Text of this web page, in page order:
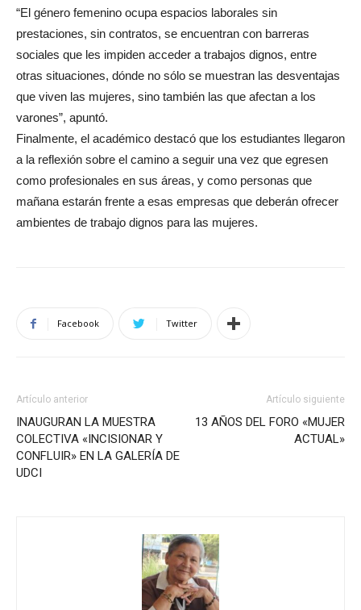
“El género femenino ocupa espacios laborales sin
prestaciones, sin contratos, se encuentran con barreras
sociales que les impiden acceder a trabajos dignos, entre
otras situaciones, dónde no sólo se muestran las desventajas
que viven las mujeres, sino también las que afectan a los
varones”, apuntó.
Finalmente, el académico destacó que los estudiantes llegaron
a la reflexión sobre el camino a seguir una vez que egresen
como profesionales en sus áreas, y como personas que
mañana estarán frente a esas empresas que deberán ofrecer
ambientes de trabajo dignos para las mujeres.
Facebook Twitter
Artículo anterior
INAUGURAN LA MUESTRA
COLECTIVA «INCISIONAR Y
CONFLUIR» EN LA GALERÍA DE
UDCI
Artículo siguiente
13 AÑOS DEL FORO «MUJER
ACTUAL»